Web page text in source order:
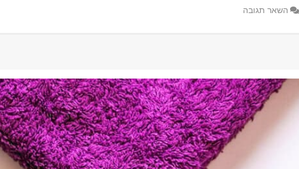
השאר תגובה